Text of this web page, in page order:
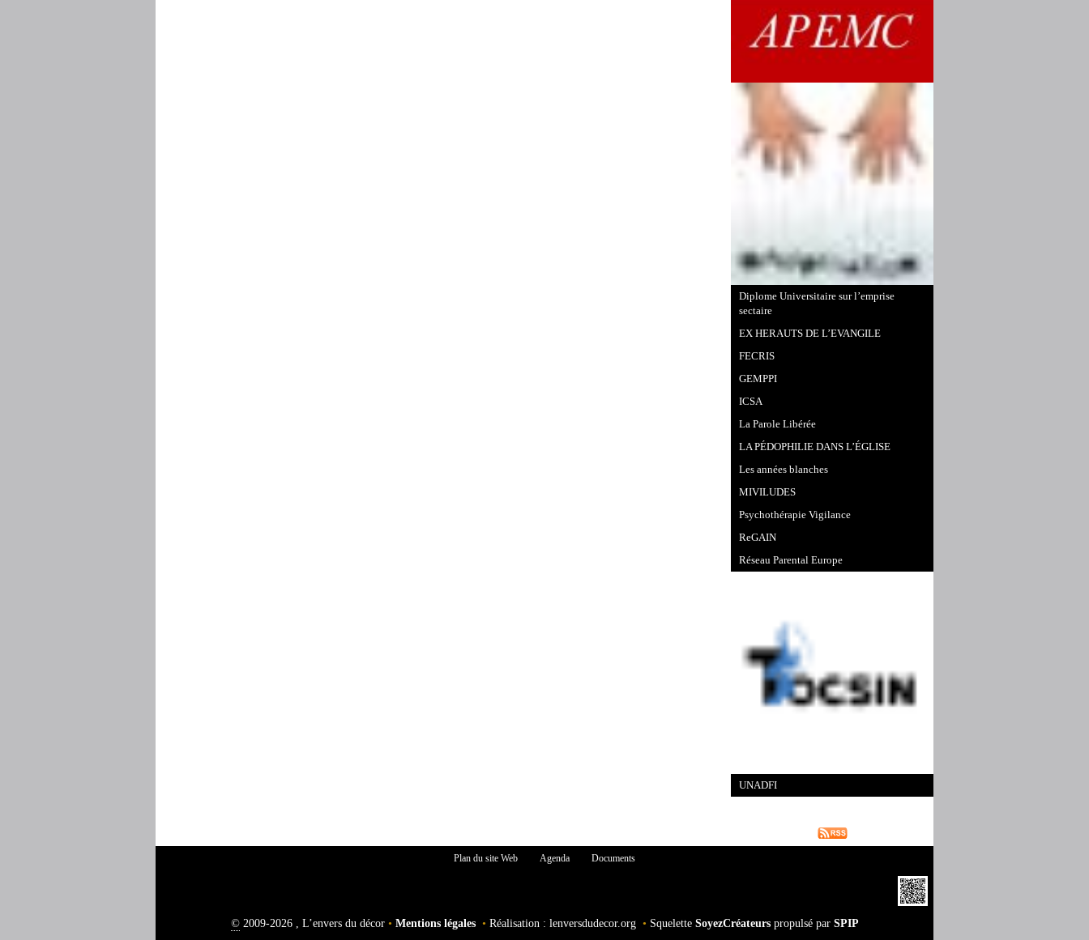
Diplome Universitaire sur l’emprise
sectaire
EX HERAUTS DE L’EVANGILE
FECRIS
GEMPPI
ICSA
La Parole Libérée
LA PÉDOPHILIE DANS L’ÉGLISE
Les années blanches
MIVILUDES
Psychothérapie Vigilance
ReGAIN
Réseau Parental Europe
UNADFI
Plan du site Web Agenda Documents
©2009-2026 , L’envers du décor • Mentions légales • Réalisation : lenversdudecor.org • Squelette SoyezCréateurspropulsé par SPIP